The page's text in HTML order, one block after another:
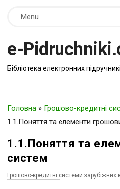
Menu
e-
Бібліотека електронних
Головна » Грошово-кредитні
1.1.Поняття та елементи
1.1.Поняття та
систем
Грошово-кредитні системи зарубіжних